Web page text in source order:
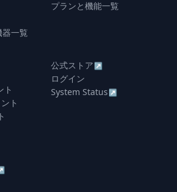
一覧
プランと機能一覧
ト
ト
公式ストア ↗
ログイン
System Status ↗